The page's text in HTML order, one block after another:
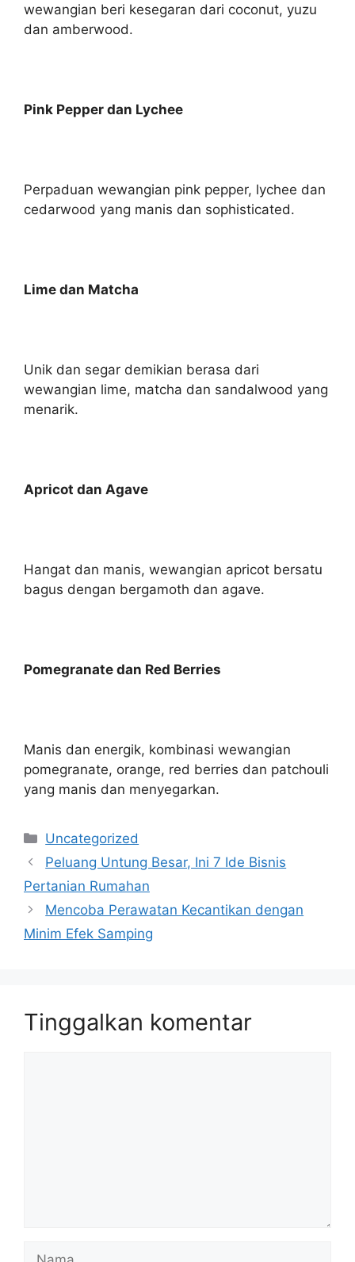
wewangian beri kesegaran dari coconut, yuzu
dan amberwood.
Pink Pepper dan Lychee
Perpaduan wewangian pink pepper, lychee dan
cedarwood yang manis dan sophisticated.
Lime dan Matcha
Unik dan segar demikian berasa dari
wewangian lime, matcha dan sandalwood yang
menarik.
Apricot dan Agave
Hangat dan manis, wewangian apricot bersatu
bagus dengan bergamoth dan agave.
Pomegranate dan Red Berries
Manis dan energik, kombinasi wewangian
pomegranate, orange, red berries dan patchouli
yang manis dan menyegarkan.
Kategori
Uncategorized
Peluang Untung Besar, Ini 7 Ide Bisnis
Pertanian Rumahan
Mencoba Perawatan Kecantikan dengan
Minim Efek Samping
Tinggalkan komentar